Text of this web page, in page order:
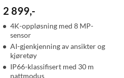
DC-input, 11,5V DC, 10,43A
2 899,-
4K-oppløsning med 8 MP-
sensor
AI-gjenkjenning av ansikter og
kjøretøy
IP66-klassifisert med 30 m
nattmodus